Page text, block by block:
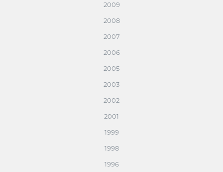
2009
2008
2007
2006
2005
2003
2002
2001
1999
1998
1996